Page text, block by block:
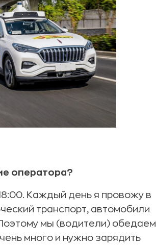
оператора?
Каждый день я провожу в
транспорт, автомобили
мы (водители) обедаем
много и нужно зарядить